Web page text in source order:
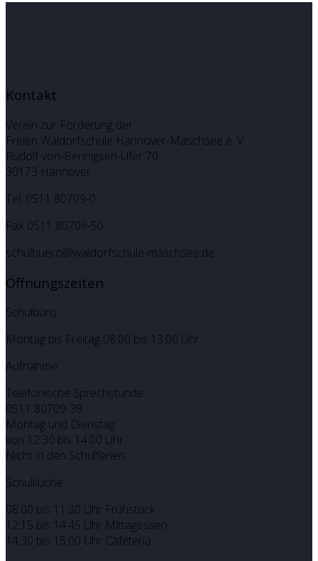
Kontakt
Verein zur Förderung der
Freien Waldorfschule Hannover-Maschsee e. V.
Rudolf-von-Bennigsen-Ufer 70
30173 Hannover
Tel. 0511 80709-0
Fax 0511 80709-50
schulbuero@waldorfschule-maschsee.de
Öffnungszeiten
Schulbüro
Montag bis Freitag 08:00 bis 13:00 Uhr
Aufnahme
Telefonische Sprechstunde:
0511 80709-39
Montag und Dienstag
von 12:30 bis 14:00 Uhr
Nicht in den Schulferien
Schulküche
08:00 bis 11:30 Uhr Frühstück
12:15 bis 14:45 Uhr Mittagessen
14.30 bis 15.00 Uhr Caféteria